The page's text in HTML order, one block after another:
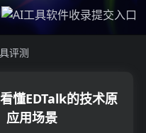
评测
懂EDTalk的技术原
应用场景